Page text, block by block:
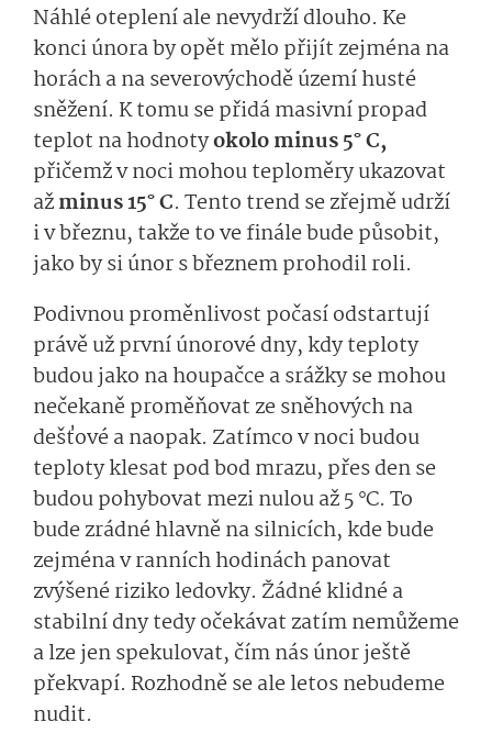
Náhlé oteplení ale nevydrží dlouho. Ke
konci února by opět mělo přijít zejména na
horách a na severovýchodě území husté
sněžení. K tomu se přidá masivní propad
teplot na hodnotyokolo minus 5° C,
přičemž v noci mohou teploměry ukazovat
ažminus 15° C. Tento trend se zřejmě udrží
i v březnu, takže to ve finále bude působit,
jako by si únor s březnem prohodil roli.
Podivnou proměnlivost počasí odstartují
právě už první únorové dny, kdy teploty
budou jako na houpačce a srážky se mohou
nečekaně proměňovat ze sněhových na
dešťové a naopak. Zatímco v noci budou
teploty klesat pod bod mrazu, přes den se
budou pohybovat mezi nulou až 5 °C. To
bude zrádné hlavně na silnicích, kde bude
zejména v ranních hodinách panovat
zvýšené riziko ledovky. Žádné klidné a
stabilní dny tedy očekávat zatím nemůžeme
a lze jen spekulovat, čím nás únor ještě
překvapí. Rozhodně se ale letos nebudeme
nudit.